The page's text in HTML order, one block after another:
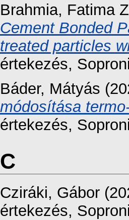
Brahmia, Fatima
Cement Bonded
treated particles
értekezés,
Báder, Mátyás
módosítása
értekezés,
C
Cziráki, Gábor
értekezés,